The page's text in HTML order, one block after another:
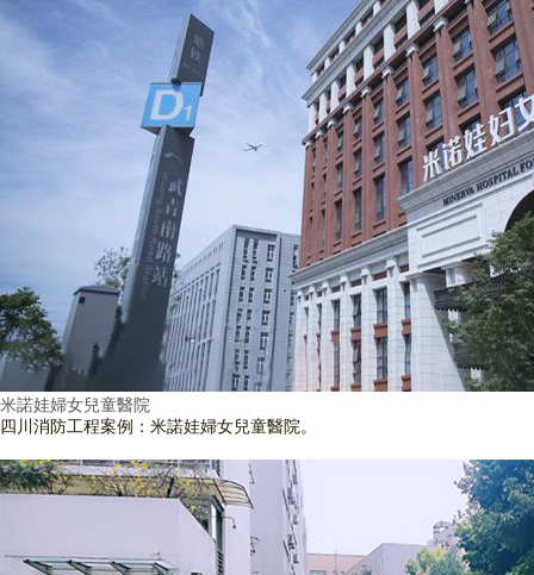
米諾娃婦女兒童醫院
四川消防工程案例：米諾娃婦女兒童醫院。